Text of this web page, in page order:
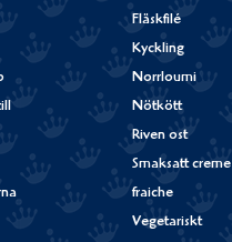
Fläskfilé
Kyckling
Norrloumi
Nötkött
Riven ost
Smaksatt creme
fraiche
Vegetariskt